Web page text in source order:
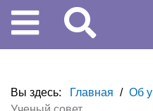
Вы здесь: Главная / Об